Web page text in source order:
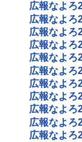
広報なよろ
広報なよろ
広報なよろ
広報なよろ
広報なよろ
広報なよろ
広報なよろ
広報なよろ
広報なよろ
広報なよろ
広報なよろ